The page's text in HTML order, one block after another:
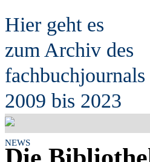
Hier geht es
zum Archiv des
fachbuchjournals
2009 bis 2023
NEWS